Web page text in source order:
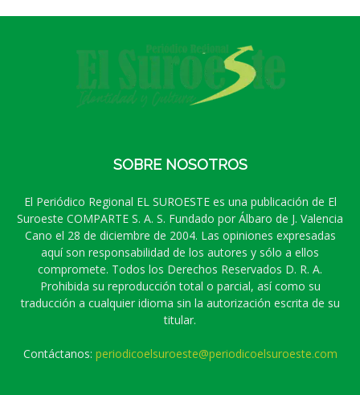
SOBRE NOSOTROS
El Periódico Regional EL SUROESTE es una publicación de El
Suroeste COMPARTE S. A. S. Fundado por Álbaro de J. Valencia
Cano el 28 de diciembre de 2004. Las opiniones expresadas
aquí son responsabilidad de los autores y sólo a ellos
compromete. Todos los Derechos Reservados D. R. A.
Prohibida su reproducción total o parcial, así como su
traducción a cualquier idioma sin la autorización escrita de su
titular.
Contáctanos: periodicoelsuroeste@periodicoelsuroeste.com